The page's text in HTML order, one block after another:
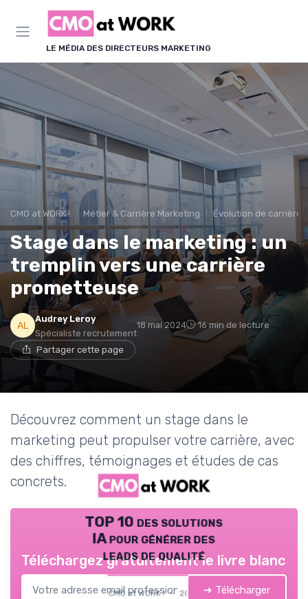
LE MÉDIA DES DIRECTEURS MARKETING
CMO at WORK ! Métier & Carrière Marketing Évolution de carrière
Stage dans le marketing : un
tremplin vers une carrière
prometteuse
Audrey Leroy
Spécialiste recrutement
18 mai 2024 16 min de lecture
Partager cette page
Découvrez comment un stage dans le
marketing peut propulser votre carrière, avec
des chiffres, témoignages et études de cas
concrets.
TOP 10 des solutions
IA pour générer des
leads de qualité
CMO at WORK ! — 2026
Téléchargez gratuitement le livre blanc
➔ Télécharger
Panneau de gestion des cookies